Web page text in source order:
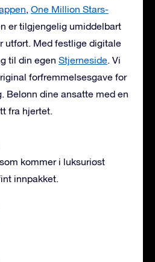
, One Million Stars-
er tilgjengelig umiddelbart
utført. Med festlige digitale
til din egen Stjerneside. Vi
forfremmelsesgave for
Belønn dine ansatte med en
fra hjertet.
kommer i luksuriøst
innpakket.